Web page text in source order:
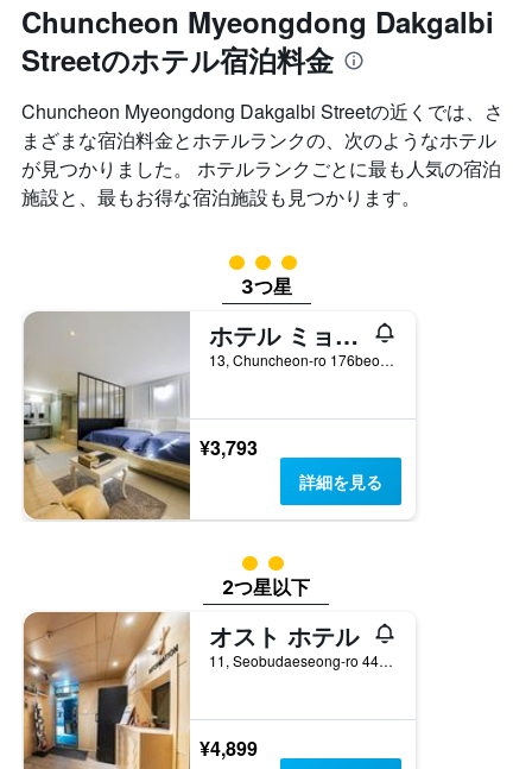
Chuncheon Myeongdong Dakgalbi
Streetのホテル宿泊料金
Chuncheon Myeongdong Dakgalbi Streetの近くでは、さ
まざまな宿泊料金とホテルランクの、次のようなホテル
が見つかりました。 ホテルランクごとに最も人気の宿泊
施設と、最もお得な宿泊施設も見つかります。
3​クラス評価
3つ星
ホテル ミョンジャク
13, Chuncheon-ro 176beon-gil, チュンチョン, 韓国
¥3,793
詳細を見る
2​クラス評価
2つ星以下
オスト ホテル
11, Seobudaeseong-ro 44beon-gil, チュンチョン, 韓国
¥4,899